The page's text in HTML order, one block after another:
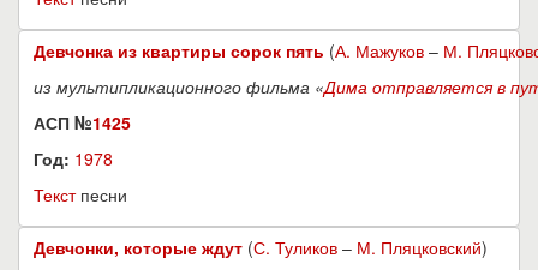
Девчонка из квартиры сорок пять (А. Мажуков – М.
из мультипликационного фильма «Дима отправляется в
АСП №1425
Год: 1978
Текстпесни
Девчонки, которые ждут (С. Туликов – М. Пляцковский)